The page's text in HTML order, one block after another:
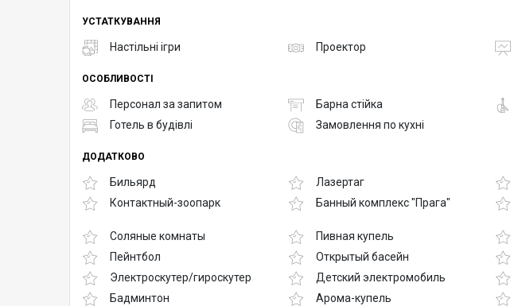
УСТАТКУВАННЯ
Настільні ігри Проектор
ОСОБЛИВОСТІ
Персонал за запитом Барна стійка
Готель в будівлі
Замовлення по кухні
ДОДАТКОВО
Бильярд Лазертаг
Контактный-зоопарк
Банный комплекс "Прага"
Соляные комнаты
Пивная купель
Пейнтбол
Открытый басейн
Электроскутер/гироскутер
Детский электромобиль
Бадминтон
Арома-купель